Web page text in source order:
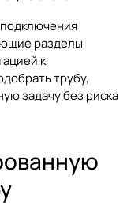
разделы
к
трубу,
задачу без риска